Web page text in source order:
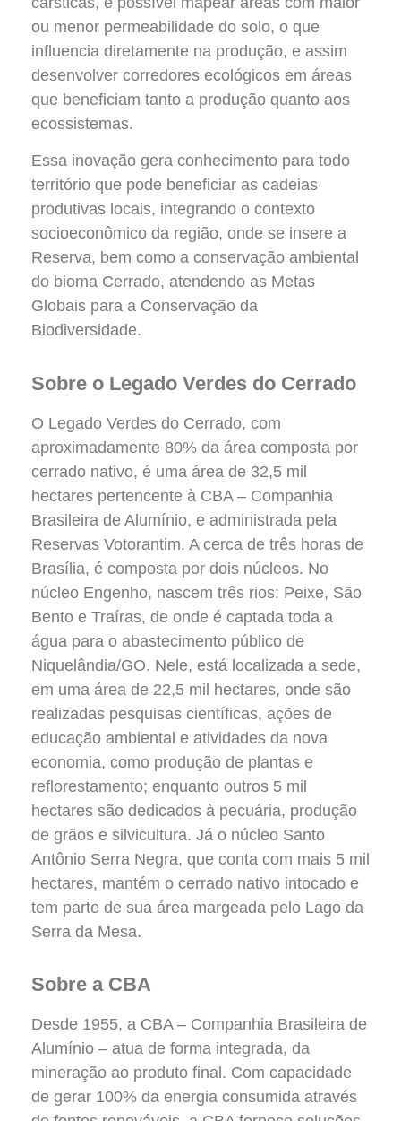
ou menor permeabilidade do solo, o que
influencia diretamente na produção, e assim
desenvolver corredores ecológicos em áreas
que beneficiam tanto a produção quanto aos
ecossistemas.
Essa inovação gera conhecimento para todo
território que pode beneficiar as cadeias
produtivas locais, integrando o contexto
socioeconômico da região, onde se insere a
Reserva, bem como a conservação ambiental
do bioma Cerrado, atendendo as Metas
Globais para a Conservação da
Biodiversidade.
Sobre o Legado Verdes do Cerrado
O Legado Verdes do Cerrado, com
aproximadamente 80% da área composta por
cerrado nativo, é uma área de 32,5 mil
hectares pertencente à CBA – Companhia
Brasileira de Alumínio, e administrada pela
Reservas Votorantim. A cerca de três horas de
Brasília, é composta por dois núcleos. No
núcleo Engenho, nascem três rios: Peixe, São
Bento e Traíras, de onde é captada toda a
água para o abastecimento público de
Niquelândia/GO. Nele, está localizada a sede,
em uma área de 22,5 mil hectares, onde são
realizadas pesquisas científicas, ações de
educação ambiental e atividades da nova
economia, como produção de plantas e
reflorestamento; enquanto outros 5 mil
hectares são dedicados à pecuária, produção
de grãos e silvicultura. Já o núcleo Santo
Antônio Serra Negra, que conta com mais 5 mil
hectares, mantém o cerrado nativo intocado e
tem parte de sua área margeada pelo Lago da
Serra da Mesa.
Sobre a CBA
Desde 1955, a CBA – Companhia Brasileira de
Alumínio – atua de forma integrada, da
mineração ao produto final. Com capacidade
de gerar 100% da energia consumida através